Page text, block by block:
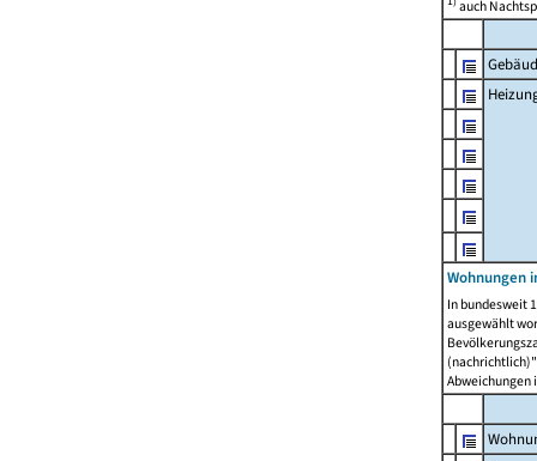
auch
Wohnungen
In bundesweit
ausgewählt
Abweichungen